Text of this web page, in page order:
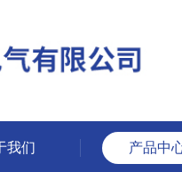
我们 产品中